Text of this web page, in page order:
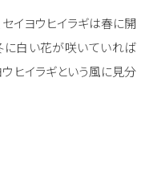
イヨウヒイラギは春に開
に白い花が咲いていれば
ヒイラギという風に見分